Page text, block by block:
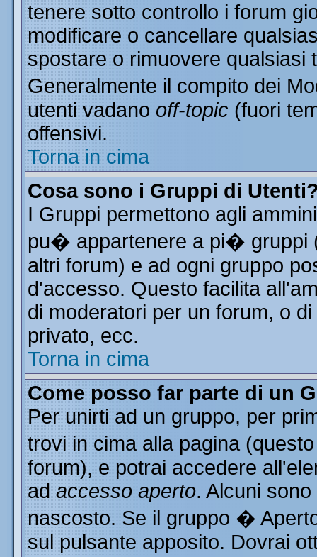
tenere sotto controllo i forum
modificare o cancellare
spostare o rimuovere qualsiasi
Generalmente il compito dei
utenti vadano off-topic (fuori
offensivi.
Torna in cima
Cosa sono i Gruppi di
I Gruppi permettono agli
pu� appartenere a pi� gruppi
altri forum) e ad ogni gruppo
d'accesso. Questo facilita
di moderatori per un forum, o
privato, ecc.
Torna in cima
Come posso far parte di un
Per unirti ad un gruppo, per
trovi in cima alla pagina
forum), e potrai accedere
ad accesso aperto. Alcuni
nascosto. Se il gruppo �
sul pulsante apposito. Dovrai